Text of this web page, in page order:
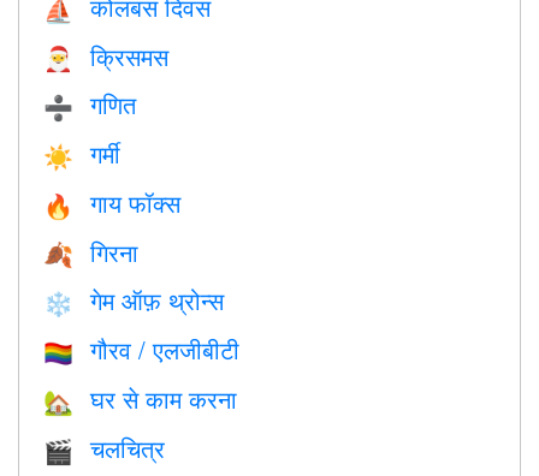
⛵️
🎅 क्रिसमस
➗ गणित
☀️ गर्मी
🔥 गाय फॉक्स
🍂 गिरना
❄️ गेम ऑफ़ थ्रोन्स
🏳️‍🌈 गौरव / एलजीबीटी
🏡 घर से काम करना
🎬 चलचित्र